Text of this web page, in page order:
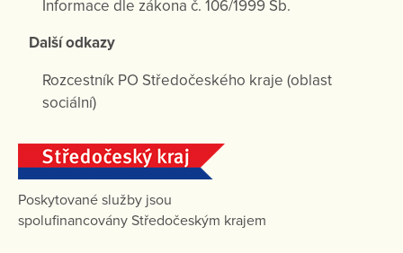
Informace dle zákona č. 106/1999 Sb.
Další odkazy
Rozcestník PO Středočeského kraje (oblast
sociální)
Poskytované služby jsou
spolufinancovány Středočeským krajem